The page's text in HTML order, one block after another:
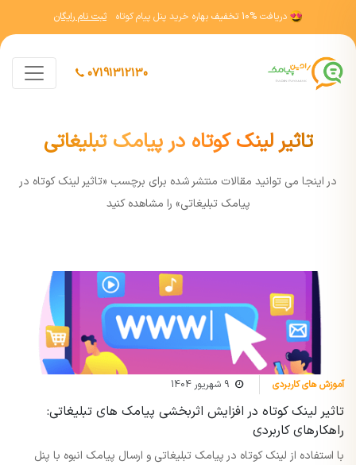
دریافت 10% تخفیف بهاره خرید پنل پیام کوتاه ثبت نام رایگان
07191312130
تاثیر لینک کوتاه در پیامک تبلیغاتی
در اينجا مي توانيد مقالات منتشر شده برای برچسب «تاثیر لینک کوتاه در
پیامک تبلیغاتی» را مشاهده کنيد
آموزش های کاربردی 9 شهریور 1404
تاثیر لینک کوتاه در افزایش اثربخشی پیامک های تبلیغاتی:
راهکارهای کاربردی
با استفاده از لینک کوتاه در پیامک تبلیغاتی و ارسال پیامک انبوه با پنل